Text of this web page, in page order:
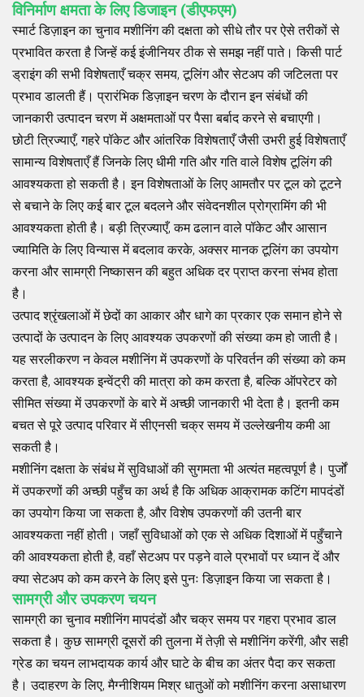
विनिर्माण क्षमता के लिए डिजाइन (डीएफएम)
स्मार्ट डिज़ाइन का चुनाव मशीनिंग की दक्षता को सीधे तौर पर ऐसे तरीकों से
प्रभावित करता है जिन्हें कई इंजीनियर ठीक से समझ नहीं पाते। किसी पार्ट
ड्राइंग की सभी विशेषताएँ चक्र समय, टूलिंग और सेटअप की जटिलता पर
प्रभाव डालती हैं। प्रारंभिक डिज़ाइन चरण के दौरान इन संबंधों की
जानकारी उत्पादन चरण में अक्षमताओं पर पैसा बर्बाद करने से बचाएगी।
छोटी त्रिज्याएँ, गहरे पॉकेट और आंतरिक विशेषताएँ जैसी उभरी हुई विशेषताएँ
सामान्य विशेषताएँ हैं जिनके लिए धीमी गति और गति वाले विशेष टूलिंग की
आवश्यकता हो सकती है। इन विशेषताओं के लिए आमतौर पर टूल को टूटने
से बचाने के लिए कई बार टूल बदलने और संवेदनशील प्रोग्रामिंग की भी
आवश्यकता होती है। बड़ी त्रिज्याएँ, कम ढलान वाले पॉकेट और आसान
ज्यामिति के लिए विन्यास में बदलाव करके, अक्सर मानक टूलिंग का उपयोग
करना और सामग्री निष्कासन की बहुत अधिक दर प्राप्त करना संभव होता
है।
उत्पाद श्रृंखलाओं में छेदों का आकार और धागे का प्रकार एक समान होने से
उत्पादों के उत्पादन के लिए आवश्यक उपकरणों की संख्या कम हो जाती है।
यह सरलीकरण न केवल मशीनिंग में उपकरणों के परिवर्तन की संख्या को कम
करता है, आवश्यक इन्वेंट्री की मात्रा को कम करता है, बल्कि ऑपरेटर को
सीमित संख्या में उपकरणों के बारे में अच्छी जानकारी भी देता है। इतनी कम
बचत से पूरे उत्पाद परिवार में सीएनसी चक्र समय में उल्लेखनीय कमी आ
सकती है।
मशीनिंग दक्षता के संबंध में सुविधाओं की सुगमता भी अत्यंत महत्वपूर्ण है। पुर्जों
में उपकरणों की अच्छी पहुँच का अर्थ है कि अधिक आक्रामक कटिंग मापदंडों
का उपयोग किया जा सकता है, और विशेष उपकरणों की उतनी बार
आवश्यकता नहीं होती। जहाँ सुविधाओं को एक से अधिक दिशाओं में पहुँचाने
की आवश्यकता होती है, वहाँ सेटअप पर पड़ने वाले प्रभावों पर ध्यान दें और
क्या सेटअप को कम करने के लिए इसे पुनः डिज़ाइन किया जा सकता है।
सामग्री और उपकरण चयन
सामग्री का चुनाव मशीनिंग मापदंडों और चक्र समय पर गहरा प्रभाव डाल
सकता है। कुछ सामग्री दूसरों की तुलना में तेज़ी से मशीनिंग करेंगी, और सही
ग्रेड का चयन लाभदायक कार्य और घाटे के बीच का अंतर पैदा कर सकता
है। उदाहरण के लिए, मैग्नीशियम मिश्र धातुओं को मशीनिंग करना असाधारण